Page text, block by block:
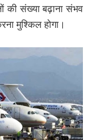
की संख्या बढ़ाना संभव
मुश्किल होगा।